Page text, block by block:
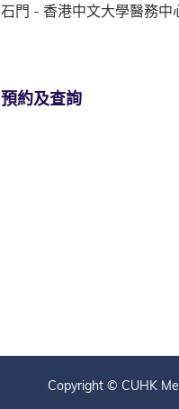
石門 - 香港中文大學醫務中
預約及查詢
Copyright © CUHK